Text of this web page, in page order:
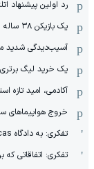
رد اولین پیشنهاد
یک بازیکن ۳۸ ساله جانشین مرتضی شریفی شد!
آسیب‌دیدگی شدید
یک خرید لیگ
آکادمی، امید تازه
خروج هواپیماهای
تفکری: به دادگاه cas درخواست لغو پلی‌اف را دادیم
تفکری: اتفاقاتی که